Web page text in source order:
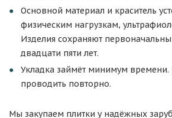
Основной материал и краситель
физическим нагрузкам,
Изделия сохраняют
двадцати пяти лет.
Укладка займёт минимум
проводить повторно.
Мы закупаем плитки у надёжных